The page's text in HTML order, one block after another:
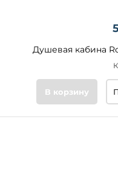
Душевая кабина
В корзину